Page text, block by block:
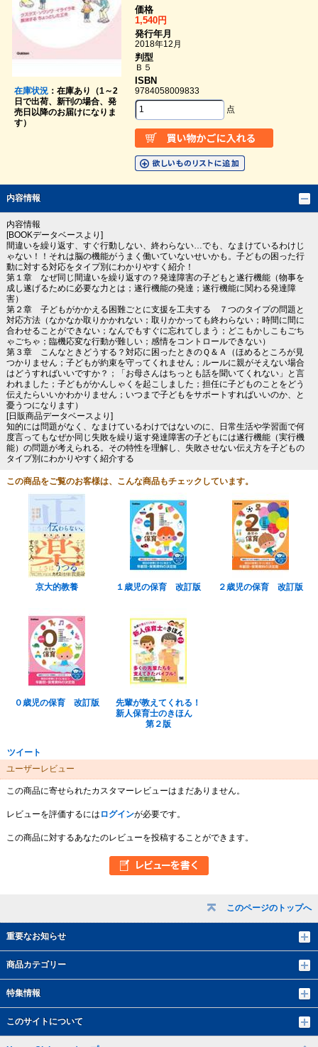
このページのトップへ
重要なお知らせ
商品カテゴリー
特集情報
このサイトについて
在庫状況：在庫あり（1～2
日で出荷、新刊の場合、発
売日以降のお届けになりま
す）
価格
1,540円
発行年月
2018年12月
判型
Ｂ５
ISBN
9784058009833
点
内容情報
内容情報
[BOOKデータベースより]
間違いを繰り返す、すぐ行動しない、終わらない…でも、なまけているわけじ
ゃない！！それは脳の機能がうまく働いていないせいかも。子どもの困った行
動に対する対応をタイプ別にわかりやすく紹介！
第１章 なぜ同じ間違いを繰り返すの？発達障害の子どもと遂行機能（物事を
成し遂げるために必要な力とは；遂行機能の発達；遂行機能に関わる発達障
害）
第２章 子どもがかかえる困難ごとに支援を工夫する ７つのタイプの問題と
対応方法（なかなか取りかかれない；取りかかっても終わらない；時間に間に
合わせることができない；なんでもすぐに忘れてしまう；どこもかしこもごち
ゃごちゃ；臨機応変な行動が難しい；感情をコントロールできない）
第３章 こんなときどうする？対応に困ったときのＱ＆Ａ（ほめるところが見
つかりません；子どもが約束を守ってくれません；ルールに親がそえない場合
はどうすればいいですか？；「お母さんはちっとも話を聞いてくれない」と言
われました；子どもがかんしゃくを起こしました；担任に子どものことをどう
伝えたらいいかわかりません；いつまで子どもをサポートすればいいのか、と
憂うつになります）
[日販商品データベースより]
知的には問題がなく、なまけているわけではないのに、日常生活や学習面で何
度言ってもなぜか同じ失敗を繰り返す発達障害の子どもには遂行機能（実行機
能）の問題が考えられる。その特性を理解し、失敗させない伝え方を子どもの
タイプ別にわかりやすく紹介する
この商品をご覧のお客様は、こんな商品もチェックしています。
京大的教養 １歳児の保育 改訂版 ２歳児の保育 改訂版
０歳児の保育 改訂版
先輩が教えてくれる！
新人保育士のきほん
第２版
ツイート
ユーザーレビュー
この商品に寄せられたカスタマーレビューはまだありません。
レビューを評価するには ログインが必要です。
この商品に対するあなたのレビューを投稿することができます。